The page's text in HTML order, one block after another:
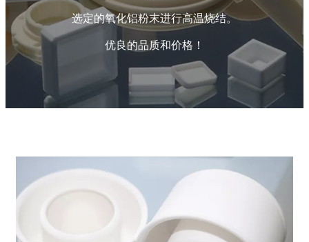
选定的氧化铝粉末进行高温烧结。
优良的品质和价格！